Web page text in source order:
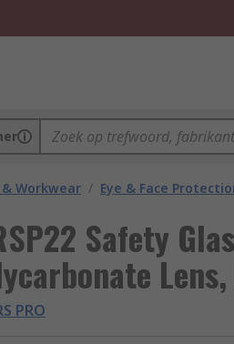
Workwear / Eye & Face
Safety
PRO